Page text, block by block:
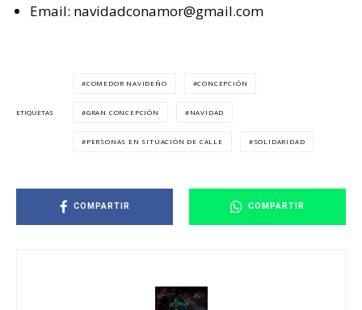
Email: navidadconamor@gmail.com
ETIQUETAS
COMEDOR NAVIDEÑO CONCEPCIÓN
GRAN CONCEPCIÓN NAVIDAD
PERSONAS EN SITUACIÓN DE CALLE SOLIDARIDAD
COMPARTIR COMPARTIR